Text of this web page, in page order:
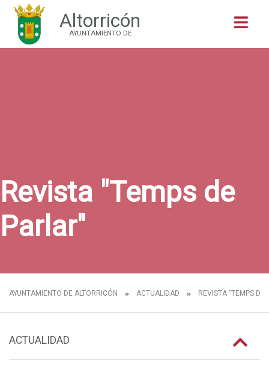
Altorricón
AYUNTAMIENTO DE
Revista "Temps de
Parlar"
AYUNTAMIENTO DE ALTORRICÓN ACTUALIDAD REVISTA "TEMPS DE
ACTUALIDAD